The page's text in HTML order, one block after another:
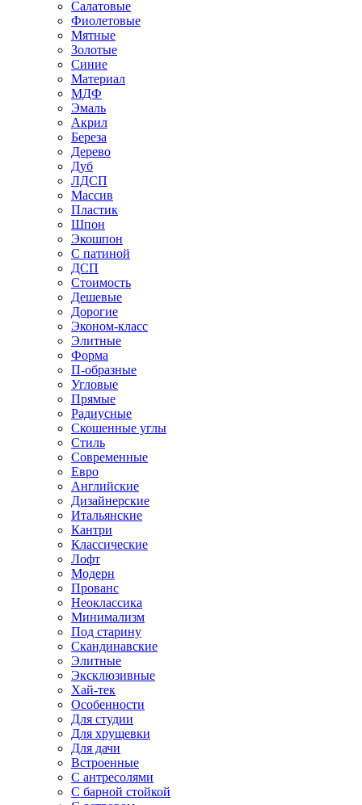
Салатовые
Фиолетовые
Мятные
Золотые
Синие
Материал
МДФ
Эмаль
Акрил
Береза
Дерево
Дуб
ЛДСП
Массив
Пластик
Шпон
Экошпон
С патиной
ДСП
Стоимость
Дешевые
Дорогие
Эконом-класс
Элитные
Форма
П-образные
Угловые
Прямые
Радиусные
Скошенные углы
Стиль
Современные
Евро
Английские
Дизайнерские
Итальянские
Кантри
Классические
Лофт
Модерн
Прованс
Неоклассика
Минимализм
Под старину
Скандинавские
Элитные
Эксклюзивные
Хай-тек
Особенности
Для студии
Для хрущевки
Для дачи
Встроенные
С антресолями
С барной стойкой